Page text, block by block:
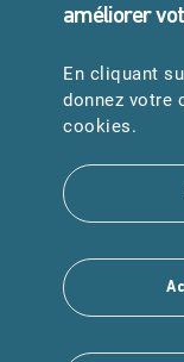
Samu
améliorer
En cliquant
donnez votre
cookies.